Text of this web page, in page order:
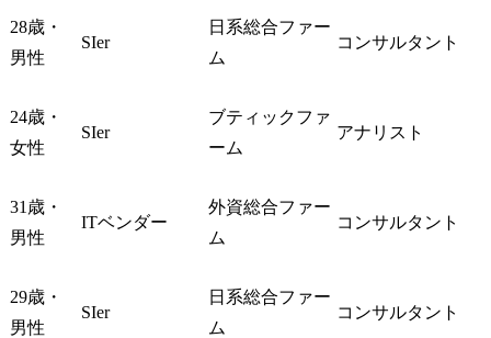
コンサル転職のおすすめの資格は何ですか？
総合系ファームとIT系ファームの違いは何ですか？
28歳・
男性
SIer
日系総合ファー
ム
コンサルタント
24歳・
女性
SIer
ブティックファ
ーム
アナリスト
31歳・
男性
ITベンダー
外資総合ファー
ム
コンサルタント
29歳・
男性
SIer
日系総合ファー
ム
コンサルタント